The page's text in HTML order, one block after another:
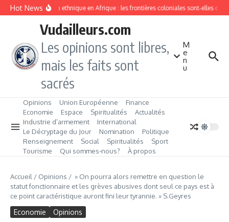
Aller au contenu
Hot NewsDivision ethnique en Afrique : les frontières coloniales sont‑elles
Vudailleurs.com
Les opinions sont libres,
mais les faits sont
sacrés
M
e
n
u
Opinions Union Européenne
Finance
Economie
Espace Spiritualités
Actualités
Industrie d’armement
International
Le Décryptage du Jour
Nomination
Politique
Renseignement
Social Spiritualités
Sport
Tourisme
Qui sommes‑nous? À propos
Accueil / Opinions / » On pourra alors remettre en question le
statut fonctionnaire et les grèves abusives dont seul ce pays est à
ce point caractéristique auront fini leur tyrannie. » S.Geyres
Economie Opinions